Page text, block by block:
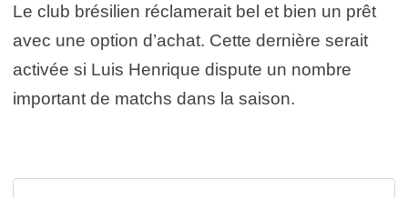
Le club brésilien réclamerait bel et bien un prêt
avec une option d’achat. Cette dernière serait
activée si Luis Henrique dispute un nombre
important de matchs dans la saison.